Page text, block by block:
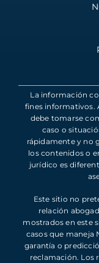
La información
fines informativos.
debe tomarse
caso o
rápidamente y no
los contenidos o
jurídico es
Este sitio no
relación
mostrados en este
casos que maneja
garantía o
reclamación. Los